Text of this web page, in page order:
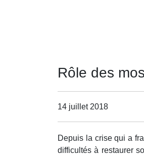
Rôle des
14 juillet 2018
Depuis la crise qui a
difficultés à restaurer